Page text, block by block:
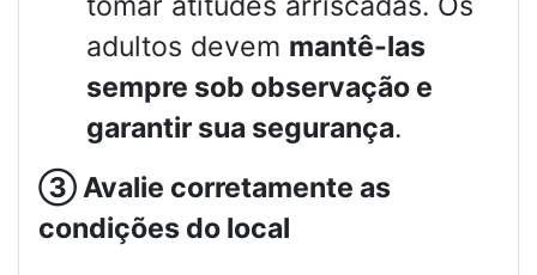
adultos devem mantê-las
sempre sob observação e
garantir sua segurança.
③Avalie corretamente as
condições do local